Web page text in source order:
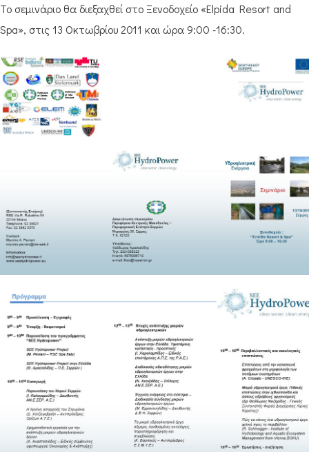
Το σεμινάριο θα διεξαχθεί στο Ξενοδοχείο «Elpida Resort and
Spa», στις 13 Οκτωβρίου 2011 και ώρα 9:00 -16:30.